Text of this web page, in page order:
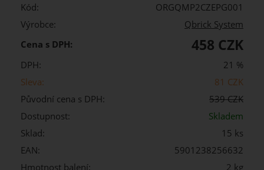
Kód:
ORGQMP2CZEPG001
Výrobce:
Qbrick System
Cena s DPH:
458 CZK
DPH:
21 %
Sleva:
81 CZK
Původní cena s DPH:
539 CZK
Dostupnost:
Skladem
Sklad:
15 ks
EAN:
5901238256632
Hmotnost balení:
2 kg